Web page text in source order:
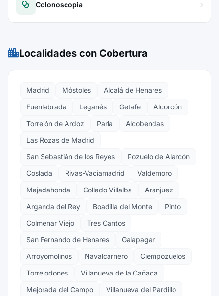
Colonoscopia
Localidades con Cobertura
Madrid Móstoles
Alcalá de Henares
Fuenlabrada
Leganés Getafe
Alcorcón
Torrejón de Ardoz
Parla
Alcobendas
Las Rozas de Madrid
San Sebastián de los Reyes
Pozuelo de Alarcón
Coslada
Rivas-Vaciamadrid
Valdemoro
Majadahonda
Collado Villalba
Aranjuez
Arganda del Rey
Boadilla del Monte
Pinto
Colmenar Viejo
Tres Cantos
San Fernando de Henares
Galapagar
Arroyomolinos
Navalcarnero
Ciempozuelos
Torrelodones
Villanueva de la Cañada
Mejorada del Campo
Villanueva del Pardillo